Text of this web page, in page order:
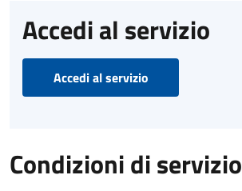
Accedi al servizio
Accedi al servizio
Condizioni di servizio